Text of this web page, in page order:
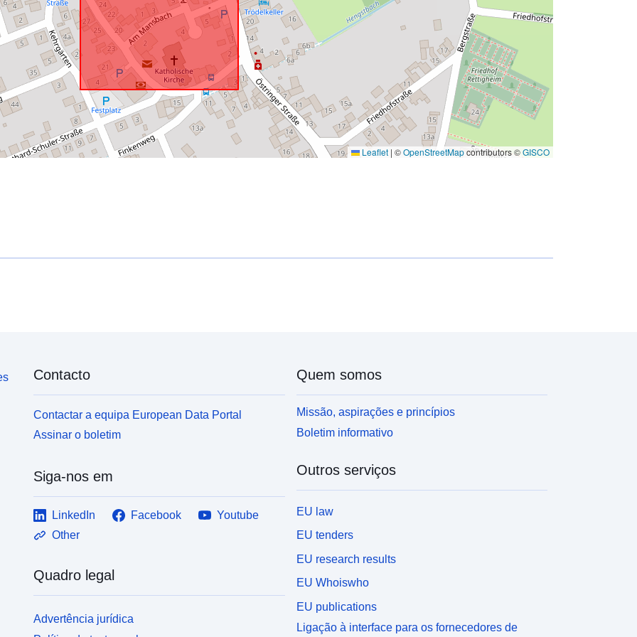
Leaflet | ©OpenStreetMapcontributors ©GISCO
Contacto
Contactar a equipa European Data Portal
Assinar o boletim
Siga-nos em
LinkedIn Facebook
Youtube
Other
Quadro legal
Advertência jurídica
Quem somos
Missão, aspirações e princípios
Boletim informativo
Outros serviços
EU law
EU tenders
EU research results
EU Whoiswho
EU publications
Ligação à interface para os fornecedores de